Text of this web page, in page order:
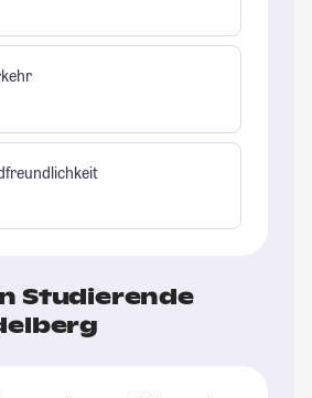
Studierende